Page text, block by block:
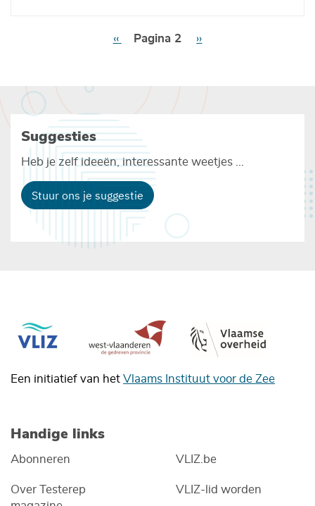
Vorige
‹‹ Pagina 2
Volgende
››
Suggesties
Heb je zelf ideeën, interessante weetjes ...
Stuur ons je suggestie
Een initiatief van het Vlaams Instituut voor de Zee
Handige links
Abonneren
Over Testerep
VLIZ.be
VLIZ-lid worden